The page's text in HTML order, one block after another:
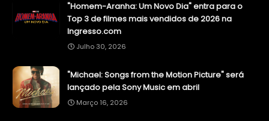
"Homem-Aranha: Um Novo Dia" entra para o
Top 3 de filmes mais vendidos de 2026 na
Ingresso.com
Julho 30, 2026
"Michael: Songs from the Motion Picture" será
lançado pela Sony Music em abril
Março 16, 2026